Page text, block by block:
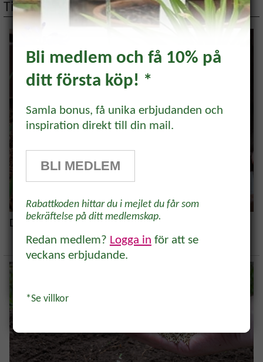
Tips på artiklar
Direktså grönsaker i maj
Prenumerera och få 10%
rabatt!
få 10% rabatt på ett köp* Tips,
inkorgen.
Bli medlem och få 10% på
ditt första köp! *
Samla bonus, få unika erbjudanden och
inspiration direkt till din mail.
BLI MEDLEM
Rabattkoden hittar du i mejlet du får som
bekräftelse på ditt medlemskap.
Redan medlem? Logga in för att se
veckans erbjudande.
*Se villkor